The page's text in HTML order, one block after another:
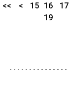
<< < 15 16 17
19